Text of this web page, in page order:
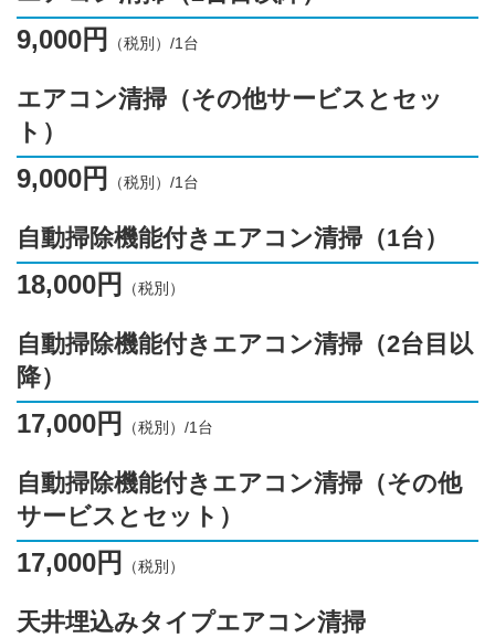
9,000円 （税別）/1台
エアコン清掃（その他サービスとセッ
ト）
9,000円 （税別）/1台
自動掃除機能付きエアコン清掃（1台）
18,000円 （税別）
自動掃除機能付きエアコン清掃（2台目以
降）
17,000円 （税別）/1台
自動掃除機能付きエアコン清掃（その他
サービスとセット）
17,000円 （税別）
天井埋込みタイプエアコン清掃